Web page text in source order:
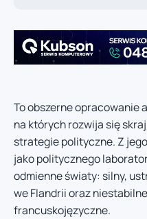
To obszerne
na których rozwija się
strategie polityczne. Z
jako politycznego
odmienne światy: silny,
we Flandrii oraz
francuskojęzyczne.